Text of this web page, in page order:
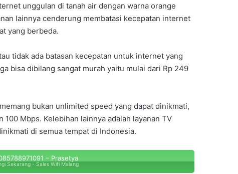
unggulan di tanah air dengan warna orange
lainnya cenderung membatasi kecepatan internet
yang berbeda.
tidak ada batasan kecepatan untuk internet yang
bisa dibilang sangat murah yaitu mulai dari Rp 249
bukan unlimited speed yang dapat dinikmati,
Mbps. Kelebihan lainnya adalah layanan TV
di semua tempat di Indonesia.
– Prasetya
Sekarang - Sales Wifi Malang